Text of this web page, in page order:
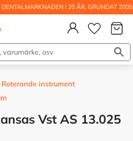
I 20 ÅR. GRUNDAT 2005
Roterande instrument
Vst AS 13.025